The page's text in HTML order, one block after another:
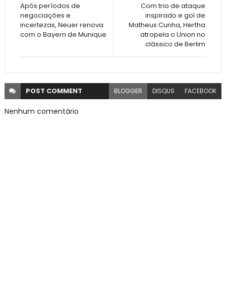
Com trio de ataque
inspirado e gol de
Matheus Cunha, Hertha
atropela o Union no
clássico de Berlim
Após períodos de
negociações e
incertezas, Neuer renova
com o Bayern de Munique
POST COMMENT BLOGGER DISQUS FACEBOOK
Nenhum comentário